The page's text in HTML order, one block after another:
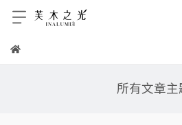
所有文章主